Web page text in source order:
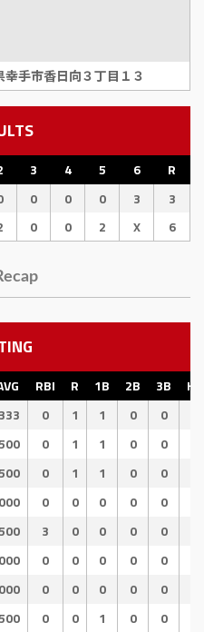
手市香日向３丁目１３
3 4 5 6
R
0 0 0 3
3
0 0 2 X 6
RBI R 1B 2B 3B
HR
0 1 1 0 0
0 1 1 0 0
0 1 1 0 0
0 0 0 0 0
3 0 0 0 0
0 0 0 0 0
0 0 0 0 0
0 0 1 0 0